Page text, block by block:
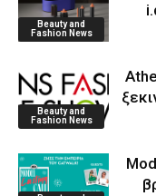
Beauty and
Fashion News
Beauty and
Fashion News